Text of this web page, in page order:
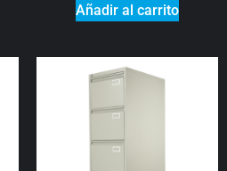
Añadir al carrito